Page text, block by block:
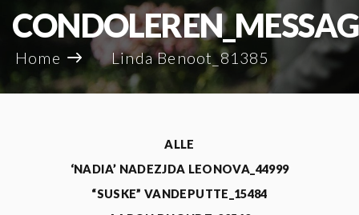
Home Linda Benoot_81385
ALLE
‘NADIA’ NADEZJDA LEONOVA_44999
“SUSKE” VANDEPUTTE_15484